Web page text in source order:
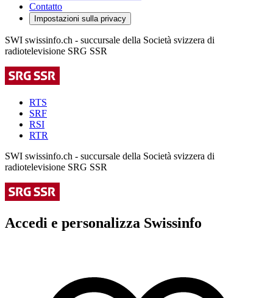
Contatto
Impostazioni sulla privacy
SWI swissinfo.ch - succursale della Società svizzera di
radiotelevisione SRG SSR
RTS
SRF
RSI
RTR
SWI swissinfo.ch - succursale della Società svizzera di
radiotelevisione SRG SSR
Accedi e personalizza Swissinfo